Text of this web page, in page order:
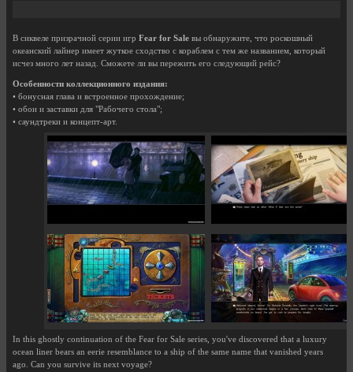
В сиквеле призрачной серии игр Fear for Sale вы обнаружите, что роскошный
океанский лайнер имеет жуткое сходство с кораблем с тем же названием, который
исчез много лет назад. Сможете ли вы пережить его следующий рейс?
Особенности коллекционного издания:
• бонусная глава и встроенное прохождение;
• обои и заставки для "Рабочего стола";
• саундтреки и концепт-арт.
In this ghostly continuation of the Fear for Sale series, you've discovered that a luxury
ocean liner bears an eerie resemblance to a ship of the same name that vanished years
ago. Can you survive its next voyage?